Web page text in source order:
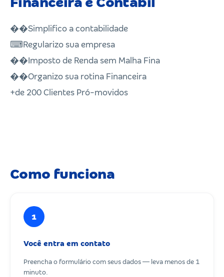
��Simplifico a contabilidade
⌨Regularizo sua empresa
��Imposto de Renda sem Malha Fina
��Organizo sua rotina Financeira
+de 200 Clientes Pró-movidos
Como funciona
1
Você entra em contato
Preencha o formulário com seus dados — leva menos de 1
minuto.